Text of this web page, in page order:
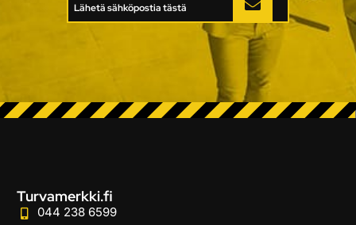
Lähetä sähköpostia tästä
Turvamerkki.fi
044 238 6599